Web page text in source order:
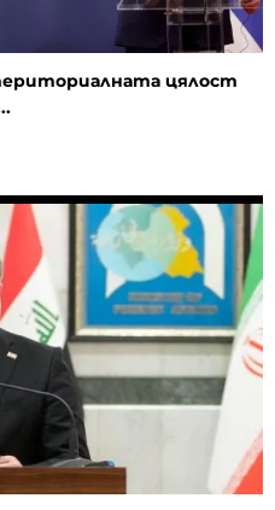
цялост